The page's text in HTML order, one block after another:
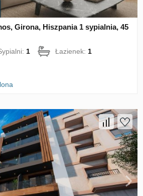
Girona, Hiszpania 1 sypialnia, 45
1 Łazienek: 1